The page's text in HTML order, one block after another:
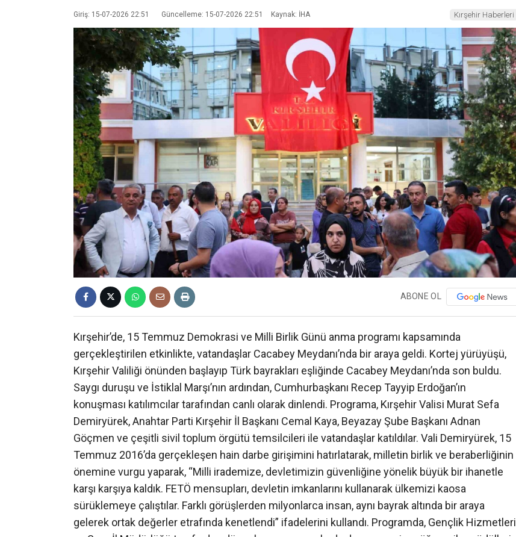
Giriş: 15-07-2026 22:51 Güncelleme: 15-07-2026 22:51 Kaynak: İHA Kırşehir Haberleri
ABONE OL
Kırşehir’de, 15 Temmuz Demokrasi ve Milli Birlik Günü anma programı kapsamında
gerçekleştirilen etkinlikte, vatandaşlar Cacabey Meydanı’nda bir araya geldi. Kortej yürüyüşü,
Kırşehir Valiliği önünden başlayıp Türk bayrakları eşliğinde Cacabey Meydanı’nda son buldu.
Saygı duruşu ve İstiklal Marşı’nın ardından, Cumhurbaşkanı Recep Tayyip Erdoğan’ın
konuşması katılımcılar tarafından canlı olarak dinlendi. Programa, Kırşehir Valisi Murat Sefa
Demiryürek, Anahtar Parti Kırşehir İl Başkanı Cemal Kaya, Beyazay Şube Başkanı Adnan
Göçmen ve çeşitli sivil toplum örgütü temsilcileri ile vatandaşlar katıldılar. Vali Demiryürek, 15
Temmuz 2016’da gerçekleşen hain darbe girişimini hatırlatarak, milletin birlik ve beraberliğinin
önemine vurgu yaparak, “Milli irademize, devletimizin güvenliğine yönelik büyük bir ihanetle
karşı karşıya kaldık. FETÖ mensupları, devletin imkanlarını kullanarak ülkemizi kaosa
sürüklemeye çalıştılar. Farklı görüşlerden milyonlarca insan, aynı bayrak altında bir araya
gelerek ortak değerler etrafında kenetlendi” ifadelerini kullandı. Programda, Gençlik Hizmetleri